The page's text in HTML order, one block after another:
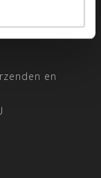
en